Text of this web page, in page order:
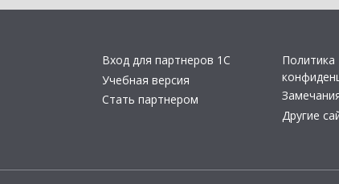
Вход для партнеров 1С
Учебная версия
Стать партнером
Политика
Другие